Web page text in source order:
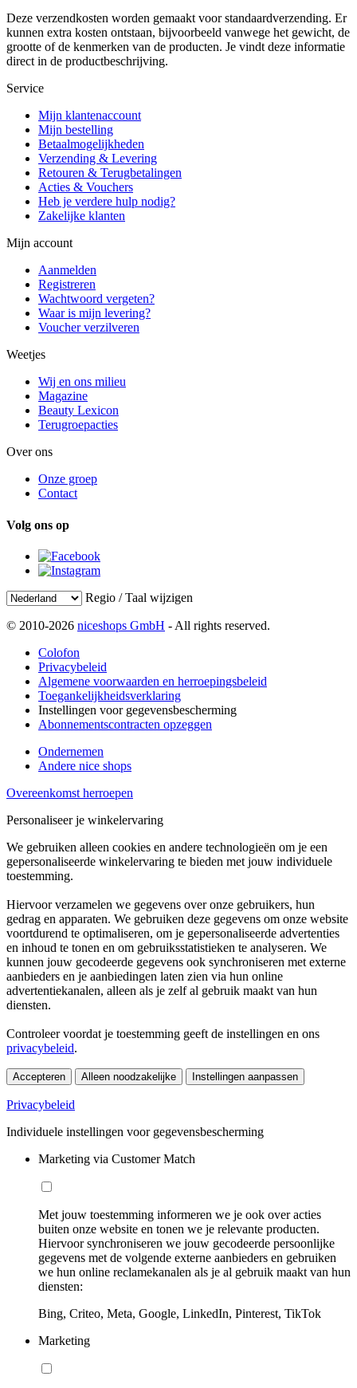
Deze verzendkosten worden gemaakt voor standaardverzending. Er
kunnen extra kosten ontstaan, bijvoorbeeld vanwege het gewicht, de
grootte of de kenmerken van de producten. Je vindt deze informatie
direct in de productbeschrijving.
Service
Mijn klantenaccount
Mijn bestelling
Betaalmogelijkheden
Verzending & Levering
Retouren & Terugbetalingen
Acties & Vouchers
Heb je verdere hulp nodig?
Zakelijke klanten
Mijn account
Aanmelden
Registreren
Wachtwoord vergeten?
Waar is mijn levering?
Voucher verzilveren
Weetjes
Wij en ons milieu
Magazine
Beauty Lexicon
Terugroepacties
Over ons
Onze groep
Contact
Volg ons op
Regio / Taal wijzigen
© 2010-2026 niceshops GmbH - All rights reserved.
Colofon
Privacybeleid
Algemene voorwaarden en herroepingsbeleid
Toegankelijkheidsverklaring
Instellingen voor gegevensbescherming
Abonnementscontracten opzeggen
Ondernemen
Andere nice shops
Overeenkomst herroepen
Personaliseer je winkelervaring
We gebruiken alleen cookies en andere technologieën om je een
gepersonaliseerde winkelervaring te bieden met jouw individuele
toestemming.
Hiervoor verzamelen we gegevens over onze gebruikers, hun
gedrag en apparaten. We gebruiken deze gegevens om onze website
voortdurend te optimaliseren, om je gepersonaliseerde advertenties
en inhoud te tonen en om gebruiksstatistieken te analyseren. We
kunnen jouw gecodeerde gegevens ook synchroniseren met externe
aanbieders en je aanbiedingen laten zien via hun online
advertentiekanalen, alleen als je zelf al gebruik maakt van hun
diensten.
Controleer voordat je toestemming geeft de instellingen en ons
privacybeleid.
Accepteren Alleen noodzakelijke Instellingen aanpassen
Privacybeleid
Individuele instellingen voor gegevensbescherming
Marketing via Customer Match
Met jouw toestemming informeren we je ook over acties
buiten onze website en tonen we je relevante producten.
Hiervoor synchroniseren we jouw gecodeerde persoonlijke
gegevens met de volgende externe aanbieders en gebruiken
we hun online reclamekanalen als je al gebruik maakt van hun
diensten:
Bing, Criteo, Meta, Google, LinkedIn, Pinterest, TikTok
Marketing